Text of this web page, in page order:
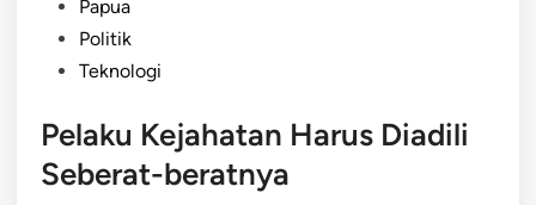
Papua
Politik
Teknologi
Pelaku Kejahatan Harus Diadili
Seberat-beratnya